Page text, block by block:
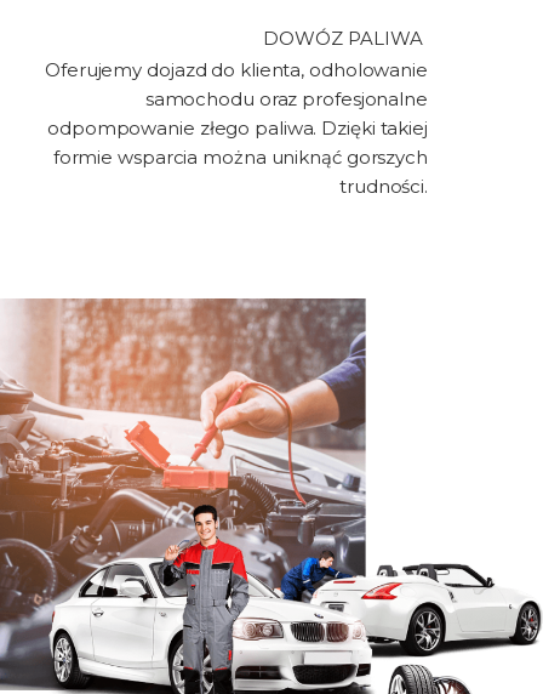
DOWÓZ PALIWA ​
Oferujemy dojazd do klienta, odholowanie
samochodu oraz profesjonalne
odpompowanie złego paliwa. Dzięki takiej
formie wsparcia można uniknąć gorszych
trudności.